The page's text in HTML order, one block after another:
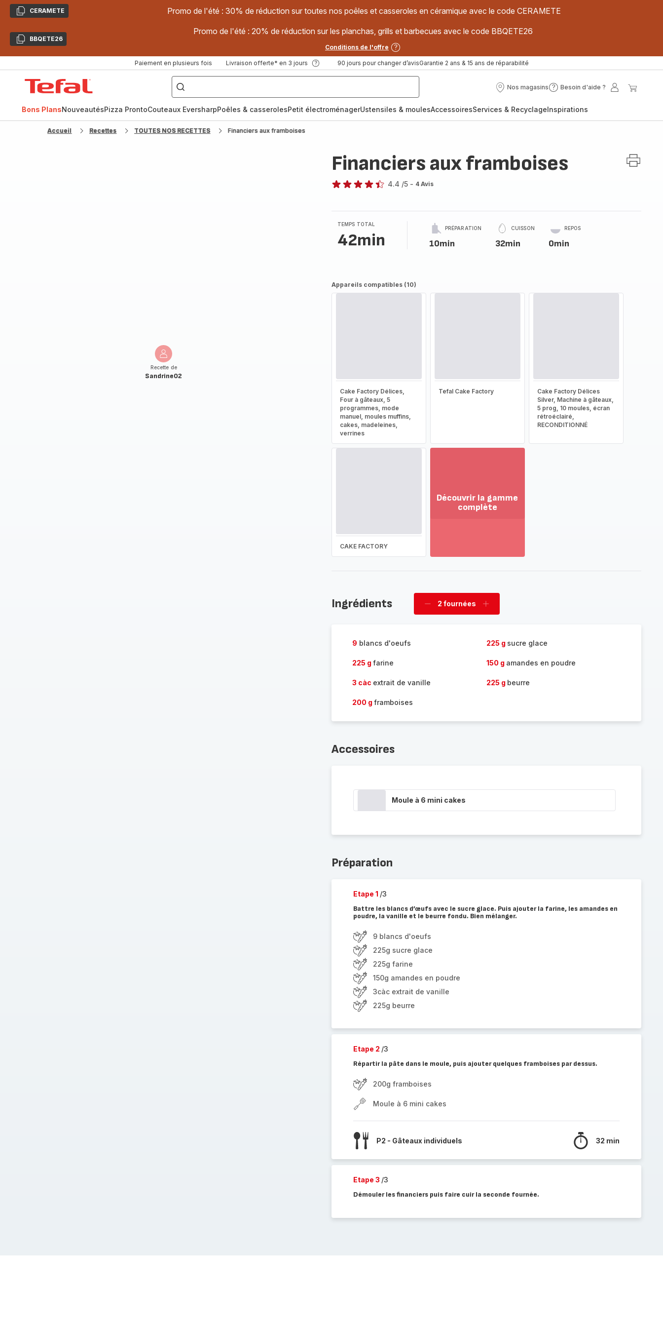
CopierCERAMETE Promo de l'été : 30% de réduction sur toutes nos poêles et casseroles en céramique avec le code CERAMETE
CopierBBQETE26
Promo de l'été : 20% de réduction sur les planchas, grills et barbecues avec le code BBQETE26
Conditions de l'offre
Paiement en plusieurs fois Livraison offerte* en 3 jours 90 jours pour changer d’avisGarantie 2 ans & 15 ans de réparabilité
["Poêles
inox,
Cake
Factory,
Nos magasins
Nos
Besoin d'aide ?
Besoin
?
Mon
Bons PlansNouveautésPizza ProntoCouteaux EversharpPoêles & casserolesPetit électroménagerUstensiles & moulesAccessoiresServices & RecyclageInspirations
Accueil Recettes TOUTES NOS RECETTES Financiers aux framboises
Recette de
Sandrine02
Financiers aux framboises
4.4 /5 - 4 Avis
TEMPS TOTAL
42min
PRÉPARATION
10min
CUISSON
32min
REPOS
0min
Appareils compatibles (10)
Cake Factory Délices,
Four à gâteaux, 5
programmes, mode
manuel, moules muffins,
cakes, madeleines,
verrines
Tefal Cake Factory
Cake Factory Délices
Silver, Machine à gâteaux,
5 prog, 10 moules, écran
rétroéclairé,
RECONDITIONNÉ
CAKE FACTORY
Découvrir la gamme
complète
la
Ingrédients
Supprimer
2 fournées
Ajouter
9 blancs d'oeufs 225 g sucre glace
225 g farine 150 g amandes en poudre
3 càc extrait de vanille 225 g beurre
200 g framboises
Accessoires
Moule à 6 mini cakes
Préparation
Etape 1 /3
Battre les blancs d’œufs avec le sucre glace. Puis ajouter la farine, les amandes en
poudre, la vanille et le beurre fondu. Bien mélanger.
9 blancs d'oeufs
225g sucre glace
225g farine
150g amandes en poudre
3càc extrait de vanille
225g beurre
Etape 2 /3
Répartir la pâte dans le moule, puis ajouter quelques framboises par dessus.
200g framboises
Moule à 6 mini cakes
P2 - Gâteaux individuels 32 min
Etape 3 /3
Démouler les financiers puis faire cuir la seconde fournée.